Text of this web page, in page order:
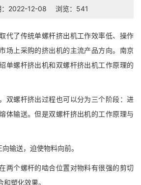
：2022-12-08 浏览：541
代了传统单螺杆挤出机工作效率低、操作
场上采购的挤出机的主流产品方向。南京
单螺杆挤出机和双螺杆挤出机工作原理的
双螺杆挤出过程也可以分为三个阶段：进
体输送。但是双螺杆挤出机的工作原理与
输送，迫使物料向前。
两个螺杆的啮合位置对物料有很强的剪切
塑化效果。